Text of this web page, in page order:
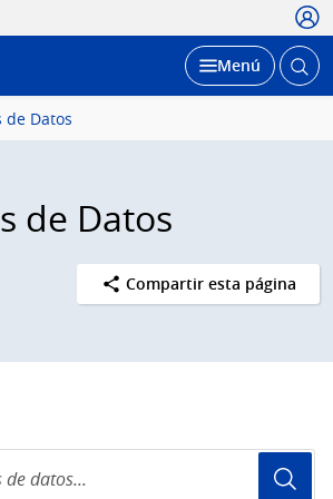
Desplegar
Menú Abrir
de Datos
de Datos
Compartir esta página